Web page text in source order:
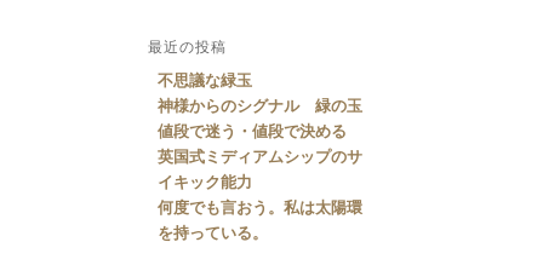
最近の投稿
不思議な緑玉
神様からのシグナル 緑の玉
値段で迷う・値段で決める
英国式ミディアムシップのサ
イキック能力
何度でも言おう。私は太陽環
を持っている。